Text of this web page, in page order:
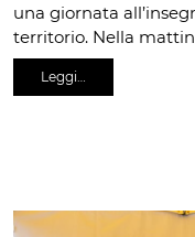
una giornata
territorio. Nella
Leggi…